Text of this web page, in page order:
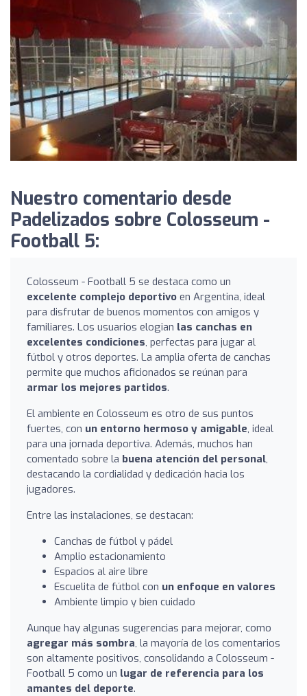
Nuestro comentario desde
Padelizados sobre Colosseum -
Football 5:
Colosseum - Football 5 se destaca como un
excelente complejo deportivo en Argentina, ideal
para disfrutar de buenos momentos con amigos y
familiares. Los usuarios elogian las canchas en
excelentes condiciones, perfectas para jugar al
fútbol y otros deportes. La amplia oferta de canchas
permite que muchos aficionados se reúnan para
armar los mejores partidos.
El ambiente en Colosseum es otro de sus puntos
fuertes, con un entorno hermoso y amigable, ideal
para una jornada deportiva. Además, muchos han
comentado sobre la buena atención del personal,
destacando la cordialidad y dedicación hacia los
jugadores.
Entre las instalaciones, se destacan:
Canchas de fútbol y pádel
Amplio estacionamiento
Espacios al aire libre
Escuelita de fútbol con un enfoque en valores
Ambiente limpio y bien cuidado
Aunque hay algunas sugerencias para mejorar, como
agregar más sombra, la mayoría de los comentarios
son altamente positivos, consolidando a Colosseum -
Football 5 como un lugar de referencia para los
amantes del deporte.